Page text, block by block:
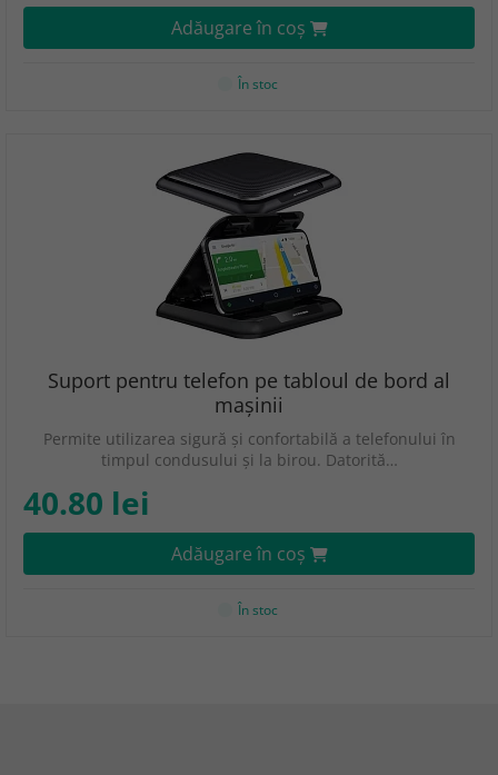
Adăugare în coş
În stoc
Suport pentru telefon pe tabloul de bord al
mașinii
Permite utilizarea sigură și confortabilă a telefonului în
timpul condusului și la birou. Datorită…
40.80 lei
Adăugare în coş
În stoc